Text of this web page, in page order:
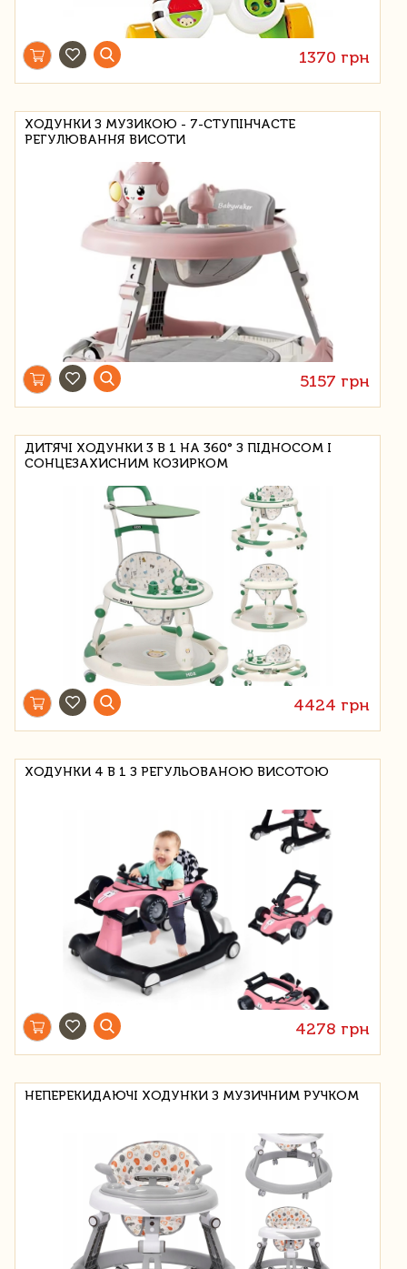
1370 грн
ХОДУНКИ З МУЗИКОЮ - 7-СТУПІНЧАСТЕ
РЕГУЛЮВАННЯ ВИСОТИ
5157 грн
ДИТЯЧІ ХОДУНКИ 3 В 1 НА 360° З ПІДНОСОМ І
СОНЦЕЗАХИСНИМ КОЗИРКОМ
4424 грн
ХОДУНКИ 4 В 1 З РЕГУЛЬОВАНОЮ ВИСОТОЮ
4278 грн
НЕПЕРЕКИДАЮЧІ ХОДУНКИ З МУЗИЧНИМ РУЧКОМ